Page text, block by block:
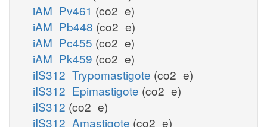
iAM_Pv461 (co2_e)
iAM_Pb448 (co2_e)
iAM_Pc455 (co2_e)
iAM_Pk459 (co2_e)
iIS312_Trypomastigote (co2_e)
iIS312_Epimastigote (co2_e)
iIS312 (co2_e)
iIS312_Amastigote (co2_e)